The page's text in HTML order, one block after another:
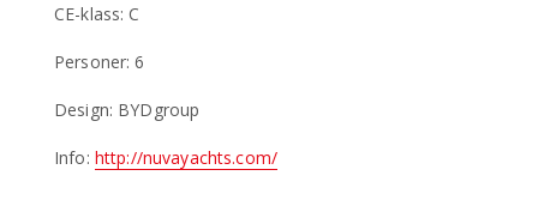
CE-klass: C
Personer: 6
Design: BYDgroup
Info: http://nuvayachts.com/